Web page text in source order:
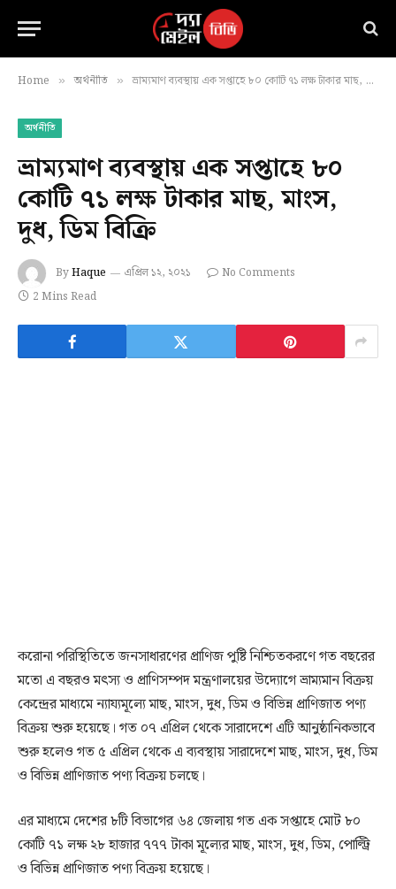
Home » অর্থনীতি » ভ্রাম্যমাণ ব্যবস্থায় এক সপ্তাহে ৮০ কোটি ৭১ লক্ষ টাকার মাছ, মাংস, দুধ, ডিম বিক্রি
অর্থনীতি
ভ্রাম্যমাণ ব্যবস্থায় এক সপ্তাহে ৮০
কোটি ৭১ লক্ষ টাকার মাছ, মাংস,
দুধ, ডিম বিক্রি
ByHaque এপ্রিল ১২, ২০২১
No Comments
2 Mins Read
করোনা পরিস্থিতিতে জনসাধারণের প্রাণিজ পুষ্টি নিশ্চিতকরণে গত বছরের
মতো এ বছরও মৎস্য ও প্রাণিসম্পদ মন্ত্রণালয়ের উদ্যোগে ভ্রাম্যমান বিক্রয়
কেন্দ্রের মাধ্যমে ন্যায্যমূল্যে মাছ, মাংস, দুধ, ডিম ও বিভিন্ন প্রাণিজাত পণ্য
বিক্রয় শুরু হয়েছে। গত ০৭ এপ্রিল থেকে সারাদেশে এটি আনুষ্ঠানিকভাবে
শুরু হলেও গত ৫ এপ্রিল থেকে এ ব্যবস্থায় সারাদেশে মাছ, মাংস, দুধ, ডিম
ও বিভিন্ন প্রাণিজাত পণ্য বিক্রয় চলছে।
এর মাধ্যমে দেশের ৮টি বিভাগের ৬৪ জেলায় গত এক সপ্তাহে মোট ৮০
কোটি ৭১ লক্ষ ২৮ হাজার ৭৭৭ টাকা মূল্যের মাছ, মাংস, দুধ, ডিম, পোল্ট্রি
ও বিভিন্ন প্রাণিজাত পণ্য বিক্রয় হয়েছে।